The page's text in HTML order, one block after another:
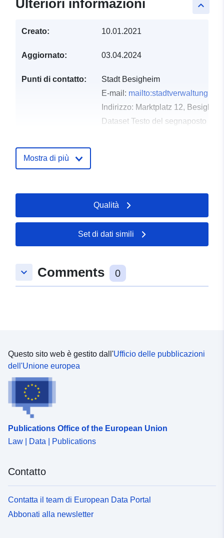
keyboard_arrow_up
Ulteriori informazioni
Creato: 10.01.2021
Aggiornato: 03.04.2024
Punti di contatto:
Stadt Besigheim
E-mail:
Indirizzo: Marktplatz 12,
Dataset Testo del segnaposto
Registro del
catalogo:
Spaziale: Coordinate: [ [ 9.1343896,
48.9934598 ], [ 9.1371163,
48.9934598 ], [ 9.1371163,
48.9916164 ], [ 9.1343896,
uriRef:
http://data.europa.eu/88u/dataset/
Mostra di più
Qualità
Set di dati simili
keyboard_arrow_down Comments 0
Questo sito web è gestito dall'Ufficio delle pubblicazioni
dell'Unione europea
Publications Office of the European Union
Law | Data | Publications
Contatto
Contatta il team di European Data Portal
Abbonati alla newsletter